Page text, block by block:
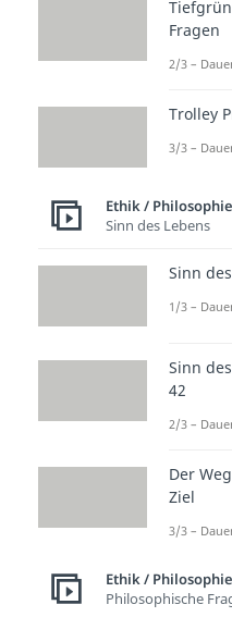
dabeieinen
und die
der
späteren
Aber hier
Denn der
1927 eine
Grundlagen
Mechanik
Fragen
2/3 –
Trolley
3/3 –
Ethik / Philosophie
Sinn des Lebens
Sinn
1/3 –
Sinn
42
2/3 –
Der
Ziel
3/3 –
Ethik / Philosophie
Philosophische